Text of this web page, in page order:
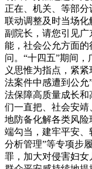
正在、机关、等部
联动调整及时当场
副院长，请您引见广
能，社会公允方面
问。“十四五”期间
义思惟为指点，紧
法案件中感遭到公允
法保障高质量成长
们一直把、社会安
地防备化解各类风
端勾当，建牢平安、
分析管理”等专项步
罪，加大对侵害妇